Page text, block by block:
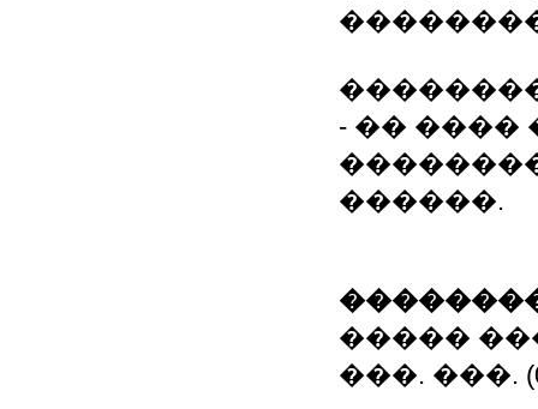
- �� ����
������.
�����
���. ���.